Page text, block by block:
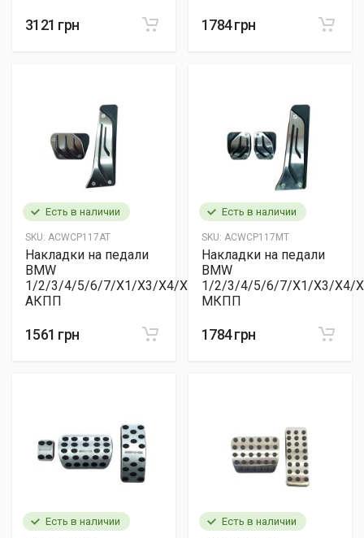
3121 грн 1784 грн
Есть в наличии
SKU: ACWCP117AT
Накладки на педали
BMW
1/2/3/4/5/6/7/X1/X3/X4/X5/X6
АКПП
1561 грн
Есть в наличии
SKU: ACWCP117MT
Накладки на педали
BMW
1/2/3/4/5/6/7/X1/X3/X4/
МКПП
1784 грн
Есть в наличии Есть в наличии